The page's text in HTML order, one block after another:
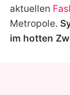
aktuellen
Metropole.
im hotten